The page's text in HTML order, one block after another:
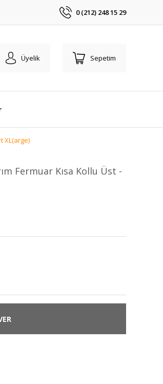
0 (212) 248 15 29
Üyelik Sepetim
XL(arge)
Fermuar Kısa Kollu Üst -